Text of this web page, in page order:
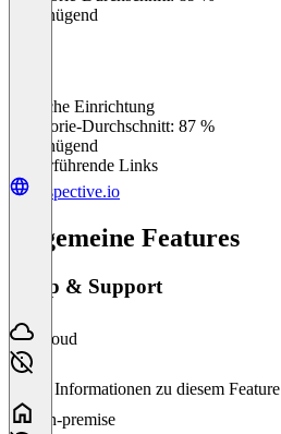
Ungenügend
Einfache Einrichtung
Kategorie-Durchschnitt: 87 %
Ungenügend
Weiterführende Links
adspective.io
Allgemeine Features
Setup & Support
Cloud
Keine Informationen zu diesem Feature
On-premise